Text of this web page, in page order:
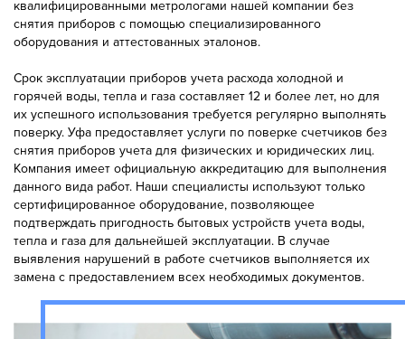
квалифицированными метрологами нашей компании без
снятия приборов с помощью специализированного
оборудования и аттестованных эталонов.
Срок эксплуатации приборов учета расхода холодной и
горячей воды, тепла и газа составляет 12 и более лет, но для
их успешного использования требуется регулярно выполнять
поверку. Уфа предоставляет услуги по поверке счетчиков без
снятия приборов учета для физических и юридических лиц.
Компания имеет официальную аккредитацию для выполнения
данного вида работ. Наши специалисты используют только
сертифицированное оборудование, позволяющее
подтверждать пригодность бытовых устройств учета воды,
тепла и газа для дальнейшей эксплуатации. В случае
выявления нарушений в работе счетчиков выполняется их
замена с предоставлением всех необходимых документов.